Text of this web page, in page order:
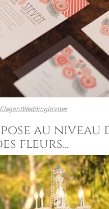
ElegantWeddingInvites
au
fleurs...